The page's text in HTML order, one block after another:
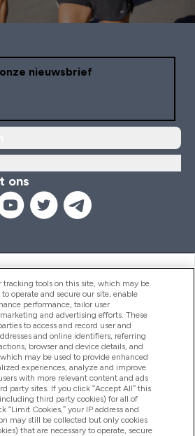
nieuwsbrief
ons
tracking tools on this site, which may be
operate and secure our site, enable
performance, tailor user
and advertising efforts. These
to access and record user and
and online identifiers, referring
browser and device details, and
may be used to provide enhanced
experiences, analyze and improve
with more relevant content and ads
party sites. If you click “Accept All” this
third party cookies) for all of
“Limit Cookies,” your IP address and
may still be collected but only cookies
that are necessary to operate, secure